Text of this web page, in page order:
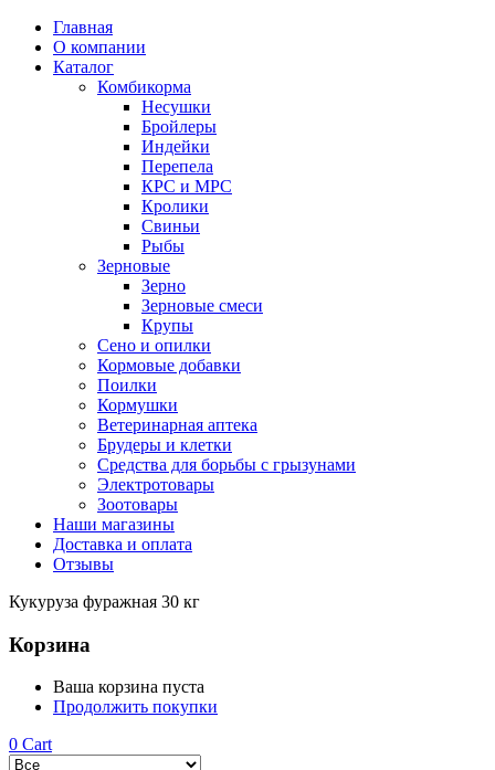
Главная
О компании
Каталог
Комбикорма
Несушки
Бройлеры
Индейки
Перепела
КРС и МРС
Кролики
Свиньи
Рыбы
Зерновые
Зерно
Зерновые смеси
Крупы
Сено и опилки
Кормовые добавки
Поилки
Кормушки
Ветеринарная аптека
Брудеры и клетки
Средства для борьбы с грызунами
Электротовары
Зоотовары
Наши магазины
Доставка и оплата
Отзывы
Кукуруза фуражная 30 кг
Корзина
Ваша корзина пуста
Продолжить покупки
0 Cart